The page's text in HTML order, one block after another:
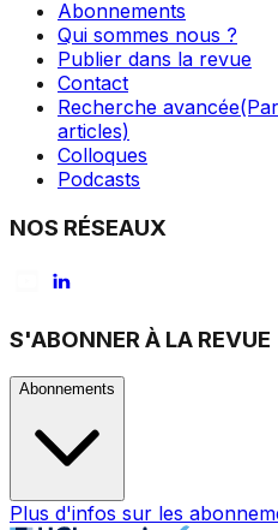
Abonnements
Qui sommes nous ?
Publier dans la revue
Contact
Recherche avancée
articles)
Colloques
Podcasts
NOS RÉSEAUX
S'ABONNER À LA REVUE
Abonnements
Plus d'infos sur les